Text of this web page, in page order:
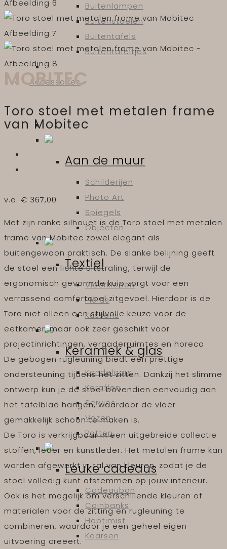
Buitenlampen
Buitenstoelen
Buitentafels
Buitentafeltjes
Accessoires
Aan de muur
Schilderijen
Photo Art
Spiegels
Objecten
Textiel
Vloerkleden
Plaids
Kussens
Keramiek & glas
Kandelaars
Karaffen
Servies
Vazen
Potten
Leuke cadeaus
Cadeaubon
Coinbanks
Hoptimist
Kaarsen
Toro stoel met metalen frame
van Mobitec
v.a. € 367,00
MOBITEC
Met zijn ranke silhouet is de Toro stoel met metalen
frame van Mobitec zowel elegant als
buitengewoon praktisch. De slanke belijning geeft
de stoel een lichte uitstraling, terwijl de
ergonomisch gevormde kuip zorgt voor een
verrassend comfortabel zitgevoel. Hierdoor is de
Toro niet alleen een stijlvolle keuze voor de
eetkamer, maar ook zeer geschikt voor
projectinrichtingen, vergaderruimtes en horeca.
De gebogen rugleuning biedt een prettige
ondersteuning tijdens het zitten. Dankzij het slimme
ontwerp kun je de stoel bovendien eenvoudig aan
het tafelblad hangen, waardoor de vloer
gemakkelijk schoon te maken is.
De Toro is verkrijgbaar in een uitgebreide collectie
stoffen, leder en kunstleder. Het metalen frame kan
worden afgewerkt in tal van kleuren, zodat je de
stoel volledig kunt afstemmen op jouw interieur.
Ook is het mogelijk om verschillende kleuren of
materialen voor de zitting en rugleuning te
combineren, waardoor je een geheel eigen
uitvoering creëert.